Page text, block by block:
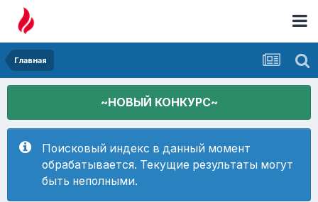
Главная
~НОВЫЙ КОНКУРС~
Поисковый индекс в данный момент
обрабатывается. Текущие результаты могут
быть неполными.